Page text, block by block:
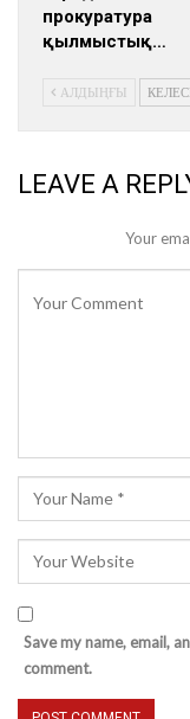
прокуратура
қылмыстық…
АЛДЫҢҒЫ
LEAVE A
Your
Save my name, email,
comment.